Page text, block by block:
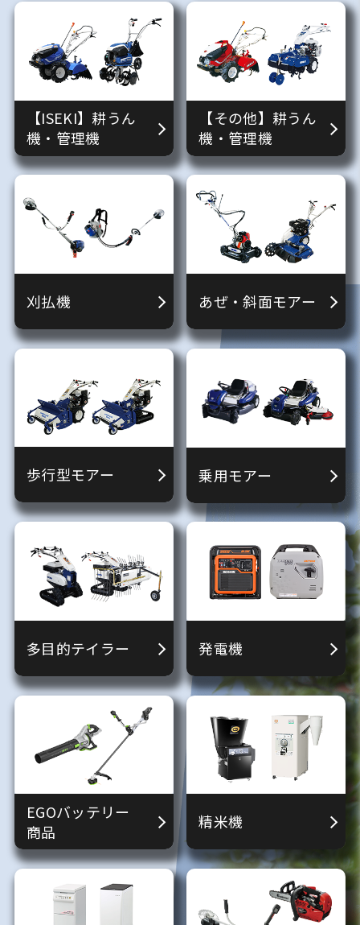
【ISEKI】耕うん
機・管理機
【その他】耕うん
機・管理機
刈払機 あぜ・斜面モアー
歩行型モアー 乗用モアー
多目的テイラー 発電機
EGOバッテリー
商品
精米機